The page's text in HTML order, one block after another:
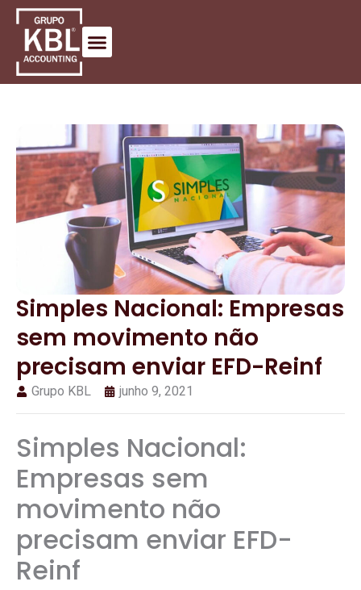
Simples Nacional: Empresas
sem movimento não
precisam enviar EFD-Reinf
Grupo KBL junho 9, 2021
Simples Nacional:
Empresas sem
movimento não
precisam enviar EFD-
Reinf